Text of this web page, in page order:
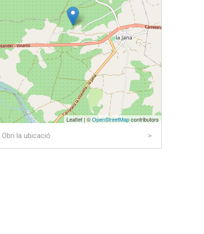
Leaflet | ©OpenStreetMapcontributors
Obri la ubicació